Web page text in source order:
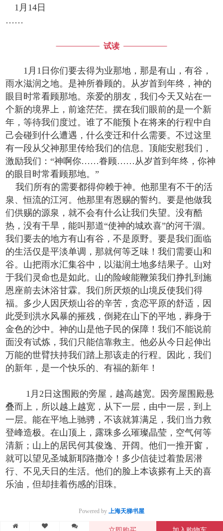
1月14日
……
试读
1月1日你们要去得为业那地，那是有山，有谷，
雨水滋润之地。是神所眷顾的。从岁首到年终，神的
眼目时常看顾那地。亲爱的朋友，我们今天又站在一
个新的境界上，前途茫茫。摆在我们眼前的是一个新
年，等待我们度过。谁了不能预卜在将来的行程中自
己会碰到什么遭遇，什么变迁和什么需要。不过这里
有一段从父神那里传给我们的信息。顶能安慰我们，
激励我们：“神啊你……眷顾……从岁首到年终，你神
的眼目时常看顾那地。”
我们所有的需要都得仰赖于神。他那里有不干的活
泉、恒流的江河。他那里有恩赐的誓约。要是他做我
们供赐的源泉，就不会有什么让我们失望。没有酷
热，没有干旱，能叫那道“使神的城欢喜”的河干涸。
我们要去的地方有山有谷，不是原野。要是我们面临
的生活仅是平淡单调，那就何等乏味！我们需要山和
谷。山把雨水汇集谷中，以滋润土地多结果子。山对
于我们灵命也是如此。山的险峻能鞭策我们挣扎到施
恩座前去沐浴甘霖。我们所厌烦的山境反使我们得
福。多少人因厌烦山谷的辛苦，贪恋平原的舒适，因
此受到洪水风暴的摧残，倒毙在山下的平地，葬身于
金色的沙中。神的山是他子民的保障！我们不能说前
面没有试炼，我们只能信靠救主。他必从今日起伸出
万能的世臂扶持我们踏上那该走的行程。因此，我们
的新年，是一个快乐的、有福的新年！
1月2日这围殿的旁屋，越高越宽。因旁屋围殿悬
叠而上，所以越上越宽，从下一层，由中一层，到上
一层。能在平地上驰骋，不该就算满足，我们当力救
登峰造极。在山顶上，露珠多么璀璨晶莹，空气何等
清新；山上的居民何其俊逸、开阔。他们一推开窗，
就可以望见圣城新耶路撒冷！多少信徒过着蛰居潜
行、不见天日的生活。他们的脸上本该搽有上天的喜
乐油，但却挂着伤感的泪珠。
Powered by 上海天梯书屋